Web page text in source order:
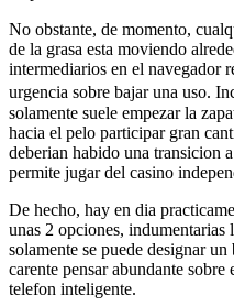
No obstante, de momento,
de la grasa esta moviendo
intermediarios en el navegador
urgencia sobre bajar una uso.
solamente suele empezar la
hacia el pelo participar gran
deberian habido una transicion
permite jugar del casino
De hecho, hay en dia
unas 2 opciones, indumentarias
solamente se puede designar
carente pensar abundante
telefon inteligente.